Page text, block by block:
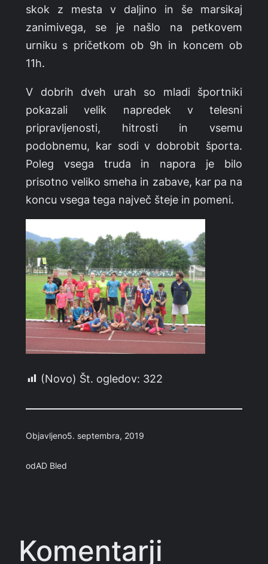
skok z mesta v daljino in še marsikaj
zanimivega, se je našlo na petkovem
urniku s pričetkom ob 9h in koncem ob
11h.
V dobrih dveh urah so mladi športniki
pokazali velik napredek v telesni
pripravljenosti, hitrosti in vsemu
podobnemu, kar sodi v dobrobit športa.
Poleg vsega truda in napora je bilo
prisotno veliko smeha in zabave, kar pa na
koncu vsega tega največ šteje in pomeni.
(Novo) Št. ogledov: 322
Objavljeno5. septembra, 2019
odAD Bled
Komentarji